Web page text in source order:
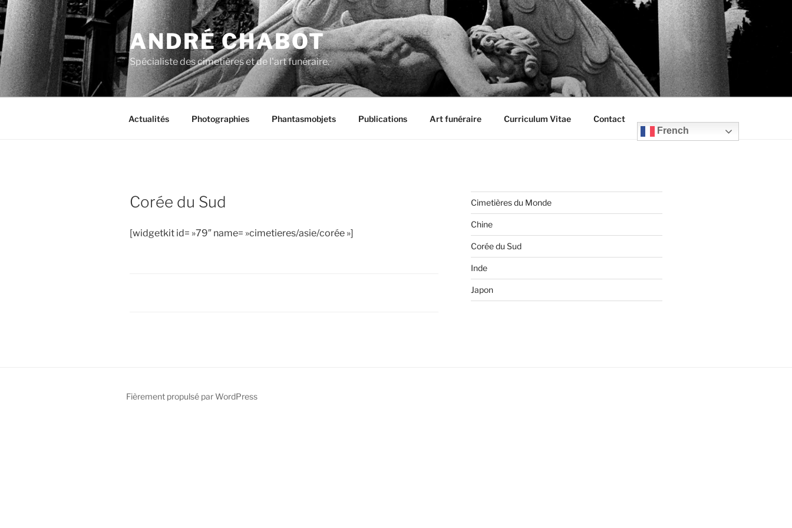
Aller
au
contenu
principal
ANDRÉ CHABOT
Spécialiste des cimetières et de l'art funéraire.
Actualités Photographies Phantasmobjets Publications Art funéraire Curriculum Vitae
Contact
French
Corée du Sud
[widgetkit id= »79″ name= »cimetieres/asie/corée »]
Cimetières du Monde
Chine
Corée du Sud
Inde
Japon
Fièrement propulsé par WordPress